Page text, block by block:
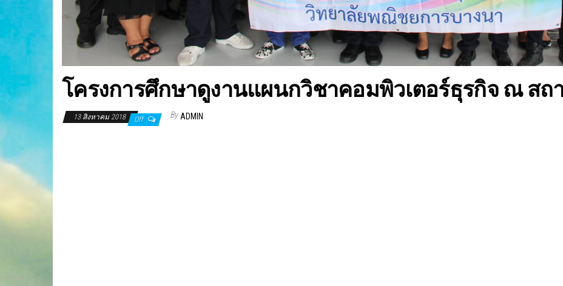
โครงการศึกษาดูงานแผนกวิชาคอมพิวเตอร์ธุรกิจ ณ สถ
13 สิงหาคม 2018 Off By ADMIN